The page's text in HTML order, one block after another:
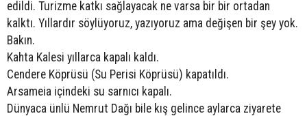
edildi. Turizme katkı sağlayacak ne varsa bir bir ortadan
kalktı. Yıllardır söylüyoruz, yazıyoruz ama değişen bir şey yok.
Bakın.
Kahta Kalesi yıllarca kapalı kaldı.
Cendere Köprüsü (Su Perisi Köprüsü) kapatıldı.
Arsameia içindeki su sarnıcı kapalı.
Dünyaca ünlü Nemrut Dağı bile kış gelince aylarca ziyarete